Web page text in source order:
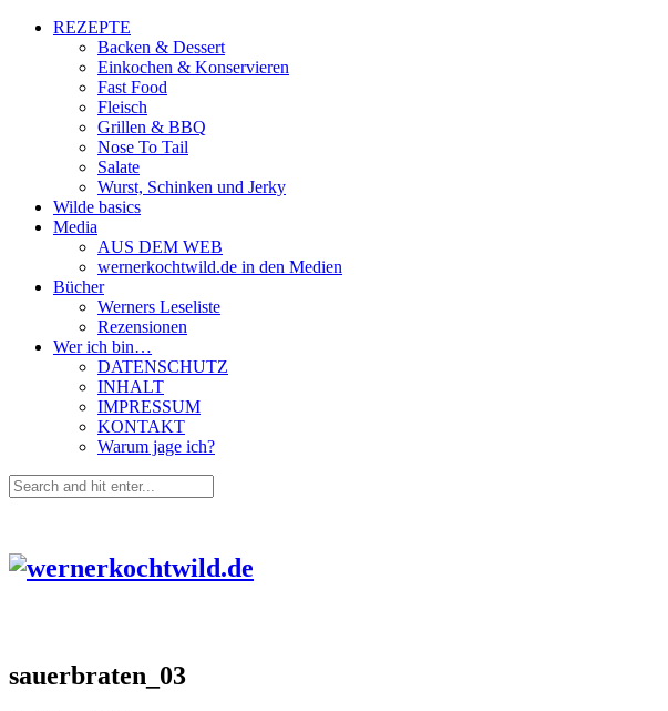
REZEPTE
Backen & Dessert
Einkochen & Konservieren
Fast Food
Fleisch
Grillen & BBQ
Nose To Tail
Salate
Wurst, Schinken und Jerky
Wilde basics
Media
AUS DEM WEB
wernerkochtwild.de in den Medien
Bücher
Werners Leseliste
Rezensionen
Wer ich bin…
DATENSCHUTZ
INHALT
IMPRESSUM
KONTAKT
Warum jage ich?
sauerbraten_03